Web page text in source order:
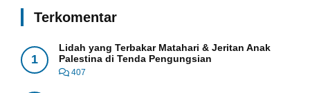
Terkomentar
1
Lidah yang Terbakar Matahari & Jeritan Anak
Palestina di Tenda Pengungsian
407